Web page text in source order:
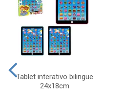
Tablet interativo bilingue
24x18cm